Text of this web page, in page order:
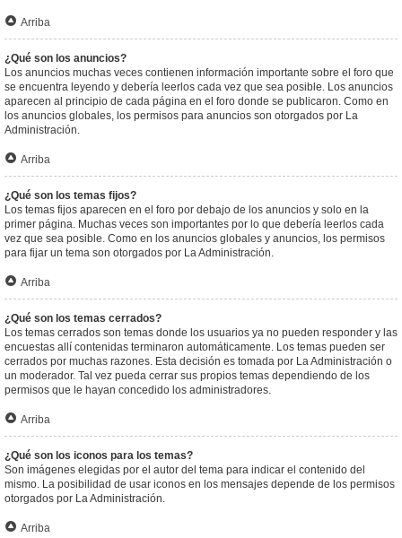
Arriba
¿Qué son los anuncios?
Los anuncios muchas veces contienen información importante sobre el foro que
se encuentra leyendo y debería leerlos cada vez que sea posible. Los anuncios
aparecen al principio de cada página en el foro donde se publicaron. Como en
los anuncios globales, los permisos para anuncios son otorgados por La
Administración.
Arriba
¿Qué son los temas fijos?
Los temas fijos aparecen en el foro por debajo de los anuncios y solo en la
primer página. Muchas veces son importantes por lo que debería leerlos cada
vez que sea posible. Como en los anuncios globales y anuncios, los permisos
para fijar un tema son otorgados por La Administración.
Arriba
¿Qué son los temas cerrados?
Los temas cerrados son temas donde los usuarios ya no pueden responder y las
encuestas allí contenidas terminaron automáticamente. Los temas pueden ser
cerrados por muchas razones. Esta decisión es tomada por La Administración o
un moderador. Tal vez pueda cerrar sus propios temas dependiendo de los
permisos que le hayan concedido los administradores.
Arriba
¿Qué son los iconos para los temas?
Son imágenes elegidas por el autor del tema para indicar el contenido del
mismo. La posibilidad de usar iconos en los mensajes depende de los permisos
otorgados por La Administración.
Arriba